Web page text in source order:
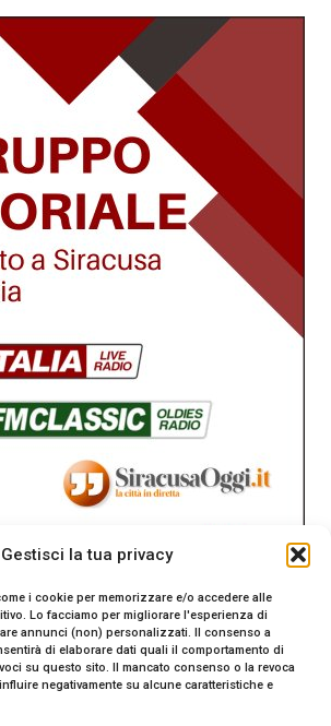
Gestisci la tua privacy
i cookie per memorizzare e/o accedere alle
Lo facciamo per migliorare l'esperienza di
annunci (non) personalizzati. Il consenso a
di elaborare dati quali il comportamento di
su questo sito. Il mancato consenso o la revoca
negativamente su alcune caratteristiche e